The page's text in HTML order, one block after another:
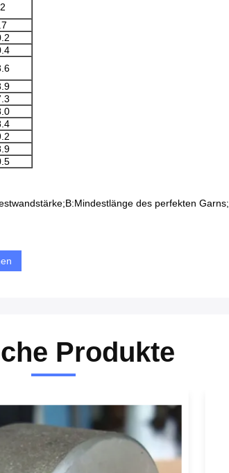
2
B:Mindestlänge des perfekten Garns;
Produkte